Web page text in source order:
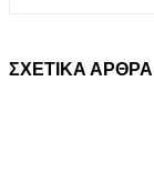
ΣΧΕΤΙΚΑ ΑΡΘΡΑ